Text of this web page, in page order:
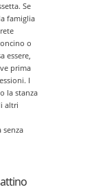
Se
famiglia
o
essere,
prima
I
la stanza
altri
senza